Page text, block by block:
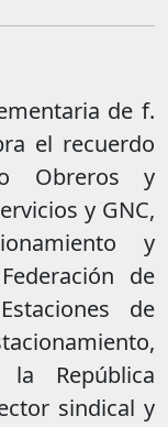
de f.
el recuerdo
Obreros y
y GNC,
y
de
de
República
sindical y